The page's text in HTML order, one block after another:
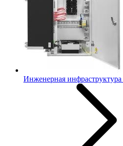
Инженерная инфраструктура